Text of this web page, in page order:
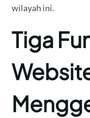
wilayah ini.
Tiga